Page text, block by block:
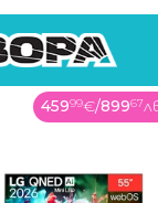
45999€/89967